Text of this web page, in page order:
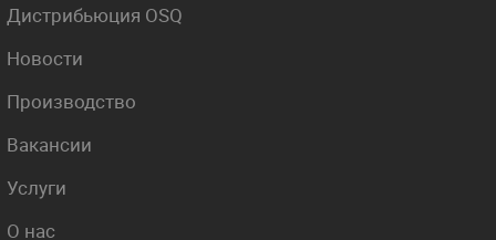
Дистрибьюция OSQ
Новости
Производство
Вакансии
Услуги
О нас